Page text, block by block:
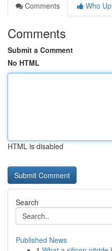
Comments
Who
Comments
Submit a Comment
No HTML
HTML is disabled
Search
Published News